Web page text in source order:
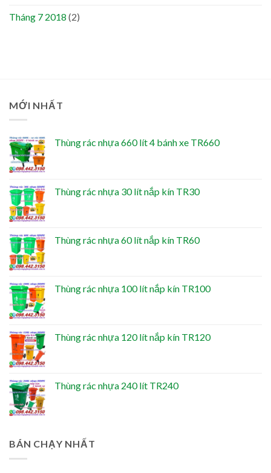
Tháng 7 2018 (2)
MỚI NHẤT
Thùng rác nhựa 660 lít 4 bánh xe TR660
Thùng rác nhựa 30 lít nắp kín TR30
Thùng rác nhựa 60 lít nắp kín TR60
Thùng rác nhựa 100 lít nắp kín TR100
Thùng rác nhựa 120 lít nắp kín TR120
Thùng rác nhựa 240 lít TR240
BÁN CHẠY NHẤT